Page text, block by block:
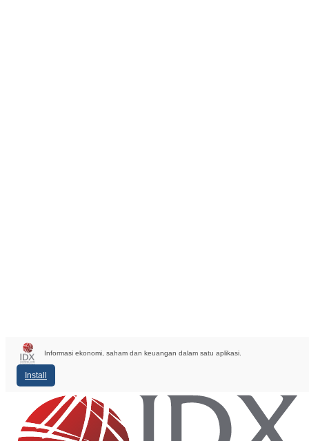
Informasi ekonomi, saham dan keuangan dalam satu aplikasi.
Install